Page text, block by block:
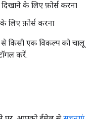
के लिए फ़ोर्स करना
लिए फ़ोर्स करना
किसी एक विकल्प को चालू
करें.